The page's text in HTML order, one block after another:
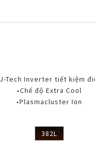
Tech Inverter tiết kiệm
•Chế độ Extra Cool
•Plasmacluster Ion
382L